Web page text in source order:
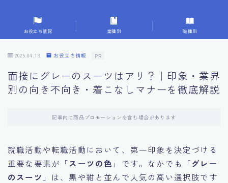
9.面接での落とし穴とその対策
10.フィードバックを活用する方法
11.オンライン面接の成功への鍵
14.キャリアアップのための面接戦略
お役立ち情報 業種別 職種別
2025.04.13 お役立ち情報 PR
面接にグレーのスーツはアリ？｜印象・業界
別の向き不向き・着こなしマナーを徹底解説
記事内に商品プロモーションを含む場合があります
就職活動や転職活動において、第一印象を決定づける
重要な要素が「スーツの色 」です。なかでも「グレー
のスーツ 」は、黒や紺と並んで人気の高い選択肢です